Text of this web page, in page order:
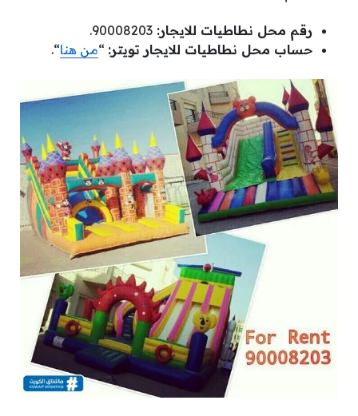
رقم محل نطاطيات للايجار: 90008203.
حساب محل نطاطيات للايجار تويتر: “من هنا“.